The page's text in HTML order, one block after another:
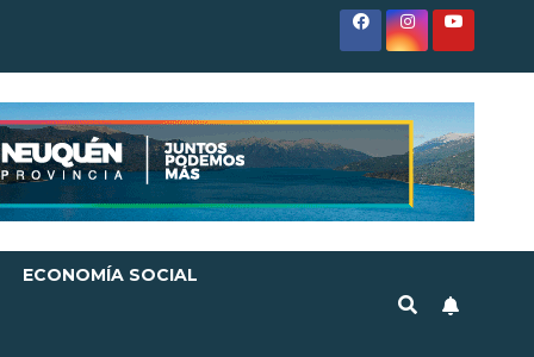
ECONOMÍA SOCIAL